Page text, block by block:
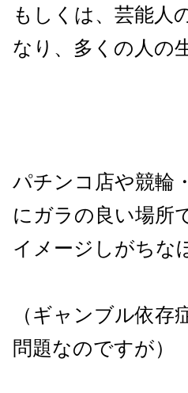
もしくは、芸能人
なり、多くの人の
パチンコ店や競輪
にガラの良い場所
イメージしがちな
（ギャンブル依
問題なのですが）